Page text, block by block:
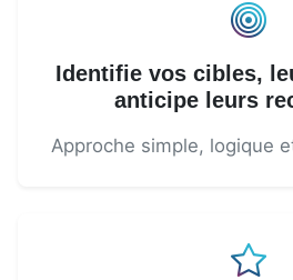
Identifie vos cibles,
anticipe leurs
Approche simple, logique